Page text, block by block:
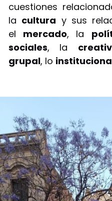
cuestiones
la cultura y sus
el mercado, la
sociales, la
grupal, lo